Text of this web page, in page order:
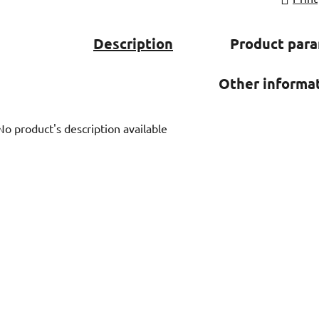
Description Product
Other
product's description available